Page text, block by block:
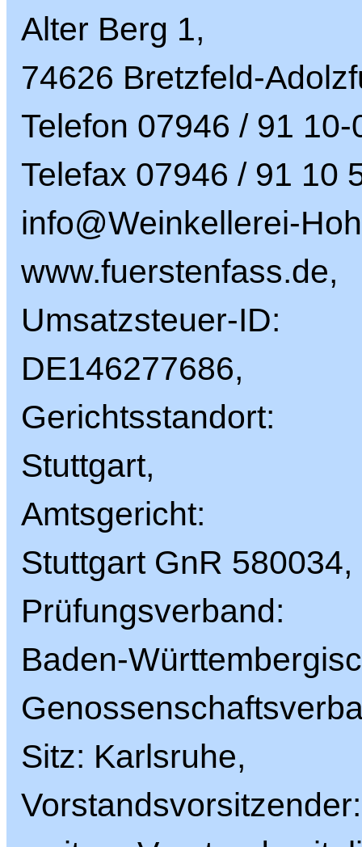
Alter Berg 1,
74626 Bretzfeld-
Telefon 07946 / 91 10-
Telefax 07946 / 91 10
info@Weinkellerei-
www.fuerstenfass.de,
Umsatzsteuer-ID:
DE146277686,
Gerichtsstandort:
Stuttgart,
Amtsgericht:
Stuttgart GnR 580034,
Prüfungsverband:
Baden-
Sitz: Karlsruhe,